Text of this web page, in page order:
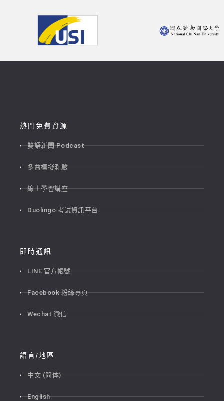
熱門免費資源
雙語新聞 Podcast
多益模擬測驗
線上學習講座
Duolingo 考試資訊平台
即時通訊
LINE 官方帳號
Facebook 粉絲專頁
Wechat 微信
語言/地區
中文 (简体)
English